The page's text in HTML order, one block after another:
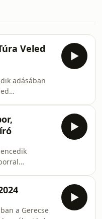
Veled
adásában
a Túra Veled
követője
túrákat
kiderül,
a
milyen
hogy
na
Gábor a régi
a Gerecse